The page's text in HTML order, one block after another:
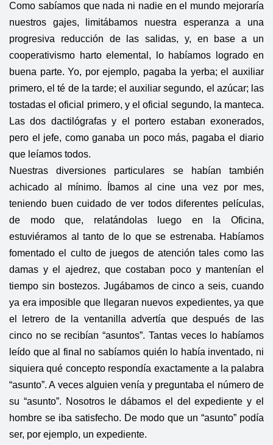
Como sabíamos que nada ni nadie en el mundo mejoraría
nuestros gajes, limitábamos nuestra esperanza a una
progresiva reducción de las salidas, y, en base a un
cooperativismo harto elemental, lo habíamos logrado en
buena parte. Yo, por ejemplo, pagaba la yerba; el auxiliar
primero, el té de la tarde; el auxiliar segundo, el azúcar; las
tostadas el oficial primero, y el oficial segundo, la manteca.
Las dos dactilógrafas y el portero estaban exonerados,
pero el jefe, como ganaba un poco más, pagaba el diario
que leíamos todos.
Nuestras diversiones particulares se habían también
achicado al mínimo. Íbamos al cine una vez por mes,
teniendo buen cuidado de ver todos diferentes películas,
de modo que, relatándolas luego en la Oficina,
estuviéramos al tanto de lo que se estrenaba. Habíamos
fomentado el culto de juegos de atención tales como las
damas y el ajedrez, que costaban poco y mantenían el
tiempo sin bostezos. Jugábamos de cinco a seis, cuando
ya era imposible que llegaran nuevos expedientes, ya que
el letrero de la ventanilla advertía que después de las
cinco no se recibían “asuntos”. Tantas veces lo habíamos
leído que al final no sabíamos quién lo había inventado, ni
siquiera qué concepto respondía exactamente a la palabra
“asunto”. A veces alguien venía y preguntaba el número de
su “asunto”. Nosotros le dábamos el del expediente y el
hombre se iba satisfecho. De modo que un “asunto” podía
ser, por ejemplo, un expediente.